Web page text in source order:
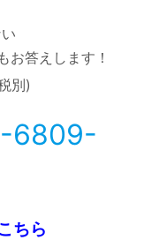
答えします！
別)
6809-
ちら